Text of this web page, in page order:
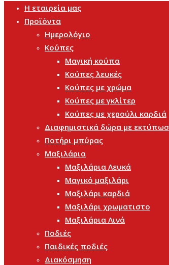
Η εταιρεία μας
Προϊόντα
Ημερολόγιο
Κούπες
Μαγική κούπα
Κούπες λευκές
Κούπες με χρώμα
Κούπες με γκλίτερ
Κούπες με χερούλι καρδιά
Διαφημιστικά δώρα με
Ποτήρι μπύρας
Μαξιλάρια
Μαξιλάρια Λευκά
Μαγικό μαξιλάρι
Μαξιλάρι καρδιά
Μαξιλάρι χρωματιστο
Μαξιλάρια Λινά
Ποδιές
Παιδικές ποδιές
Διακόσμηση